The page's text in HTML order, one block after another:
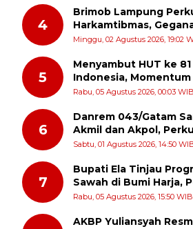
4
Brimob Lampung
Harkamtibmas,
Patroli Dialogis ke
Minggu, 02 Agustus 2026, 19:02
5
Menyambut HUT ke
Indonesia,
Kembali Semangat
Rabu, 05 Agustus 2026, 00:03 WIB
6
Danrem 043/Gatam
Akmil dan Akpol,
Pengabdian untuk
Sabtu, 01 Agustus 2026, 14:50
7
Bupati Ela Tinjau
Sawah di Bumi Harja,
Subsidi Pemasangan
Rabu, 05 Agustus 2026, 15:50 WIB
AKBP Yuliansyah